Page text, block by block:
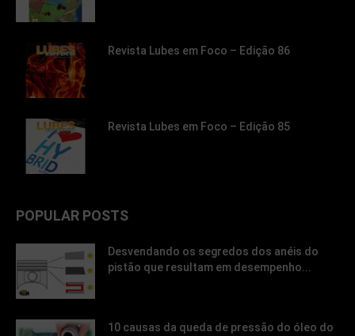
Revista Lubes em Foco – Edição 86
Revista Lubes em Foco – Edição 85
POPULAR POSTS
Desvendando os segredos dos anéis do
pistão que resultam em desempenho...
10 causas da queda de pressão do óleo do